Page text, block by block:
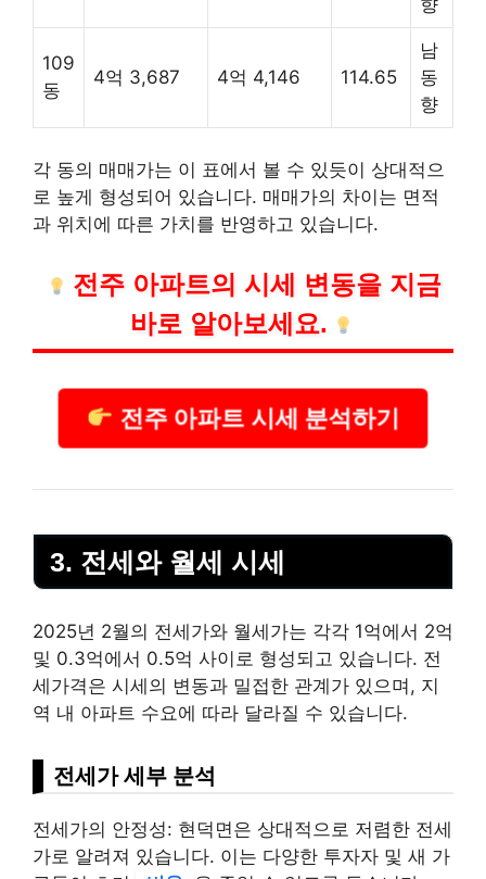
향
109
동
4억 3,687 4억 4,146 114.65
남
동
향
각 동의 매매가는 이 표에서 볼 수 있듯이 상대적으
로 높게 형성되어 있습니다. 매매가의 차이는 면적
과 위치에 따른 가치를 반영하고 있습니다.
전주 아파트의 시세 변동을 지금
바로 알아보세요.
전주 아파트 시세 분석하기
3. 전세와 월세 시세
2025년 2월의 전세가와 월세가는 각각 1억에서 2억
및 0.3억에서 0.5억 사이로 형성되고 있습니다. 전
세가격은 시세의 변동과 밀접한 관계가 있으며, 지
역 내 아파트 수요에 따라 달라질 수 있습니다.
전세가 세부 분석
전세가의 안정성: 현덕면은 상대적으로 저렴한 전세
가로 알려져 있습니다. 이는 다양한 투자자 및 새 가